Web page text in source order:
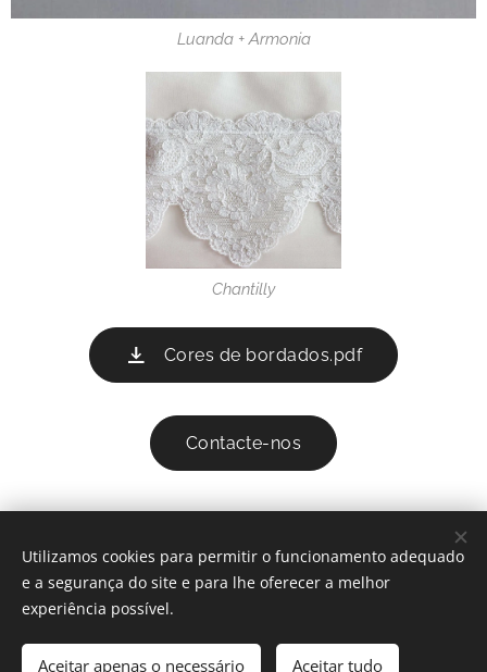
Luanda + Armonia
Chantilly
Cores de bordados.pdf
Contacte-nos
© 2022 decora-mAll rights reserved
Cookies
Idiomas
Utilizamos cookies para permitir o funcionamento adequado
e a segurança do site e para lhe oferecer a melhor
experiência possível.
Aceitar apenas o necessário Aceitar tudo